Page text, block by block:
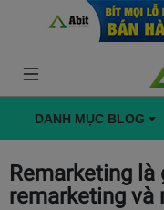
DANH MỤC BLOG
Remarketing
remarketing và